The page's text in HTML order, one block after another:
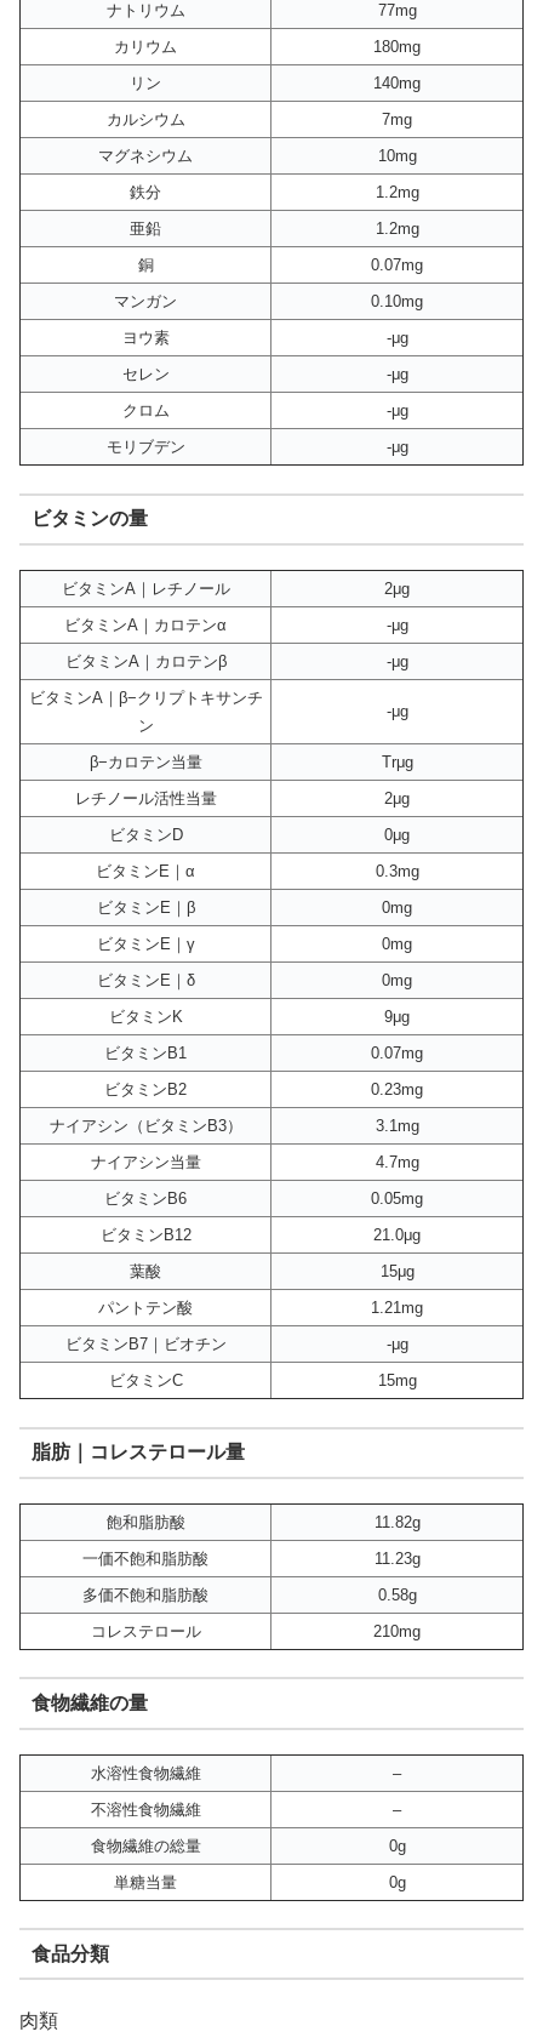
ナトリウム
77mg
カリウム
180mg
リン
140mg
カルシウム
7mg
マグネシウム
10mg
鉄分
1.2mg
亜鉛
1.2mg
銅
0.07mg
マンガン
0.10mg
ヨウ素
-μg
セレン
-μg
クロム
-μg
モリブデン
-μg
ビタミンの量
ビタミンA｜レチノール
2μg
ビタミンA｜カロテンα
-μg
ビタミンA｜カロテンβ
-μg
ビタミンA｜β−クリプトキサンチ
ン
-μg
β−カロテン当量
Trμg
レチノール活性当量
2μg
ビタミンD
0μg
ビタミンE｜α
0.3mg
ビタミンE｜β
0mg
ビタミンE｜γ
0mg
ビタミンE｜δ
0mg
ビタミンK
9μg
ビタミンB1
0.07mg
ビタミンB2
0.23mg
ナイアシン（ビタミンB3）
3.1mg
ナイアシン当量
4.7mg
ビタミンB6
0.05mg
ビタミンB12
21.0μg
葉酸
15μg
パントテン酸
1.21mg
ビタミンB7｜ビオチン
-μg
ビタミンC
15mg
脂肪｜コレステロール量
飽和脂肪酸
11.82g
一価不飽和脂肪酸
11.23g
多価不飽和脂肪酸
0.58g
コレステロール
210mg
食物繊維の量
水溶性食物繊維
–
不溶性食物繊維
–
食物繊維の総量
0g
単糖当量
0g
食品分類
肉類